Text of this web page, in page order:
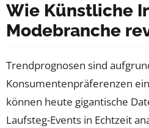
Wie Künstliche
Modebranche
Trendprognosen sind
Konsumentenpräferenzen
können heute gigantische
Laufsteg-Events in Echtzeit